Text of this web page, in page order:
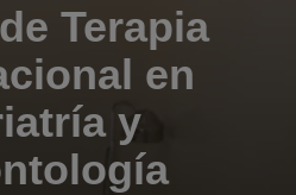
Terapia
en
y